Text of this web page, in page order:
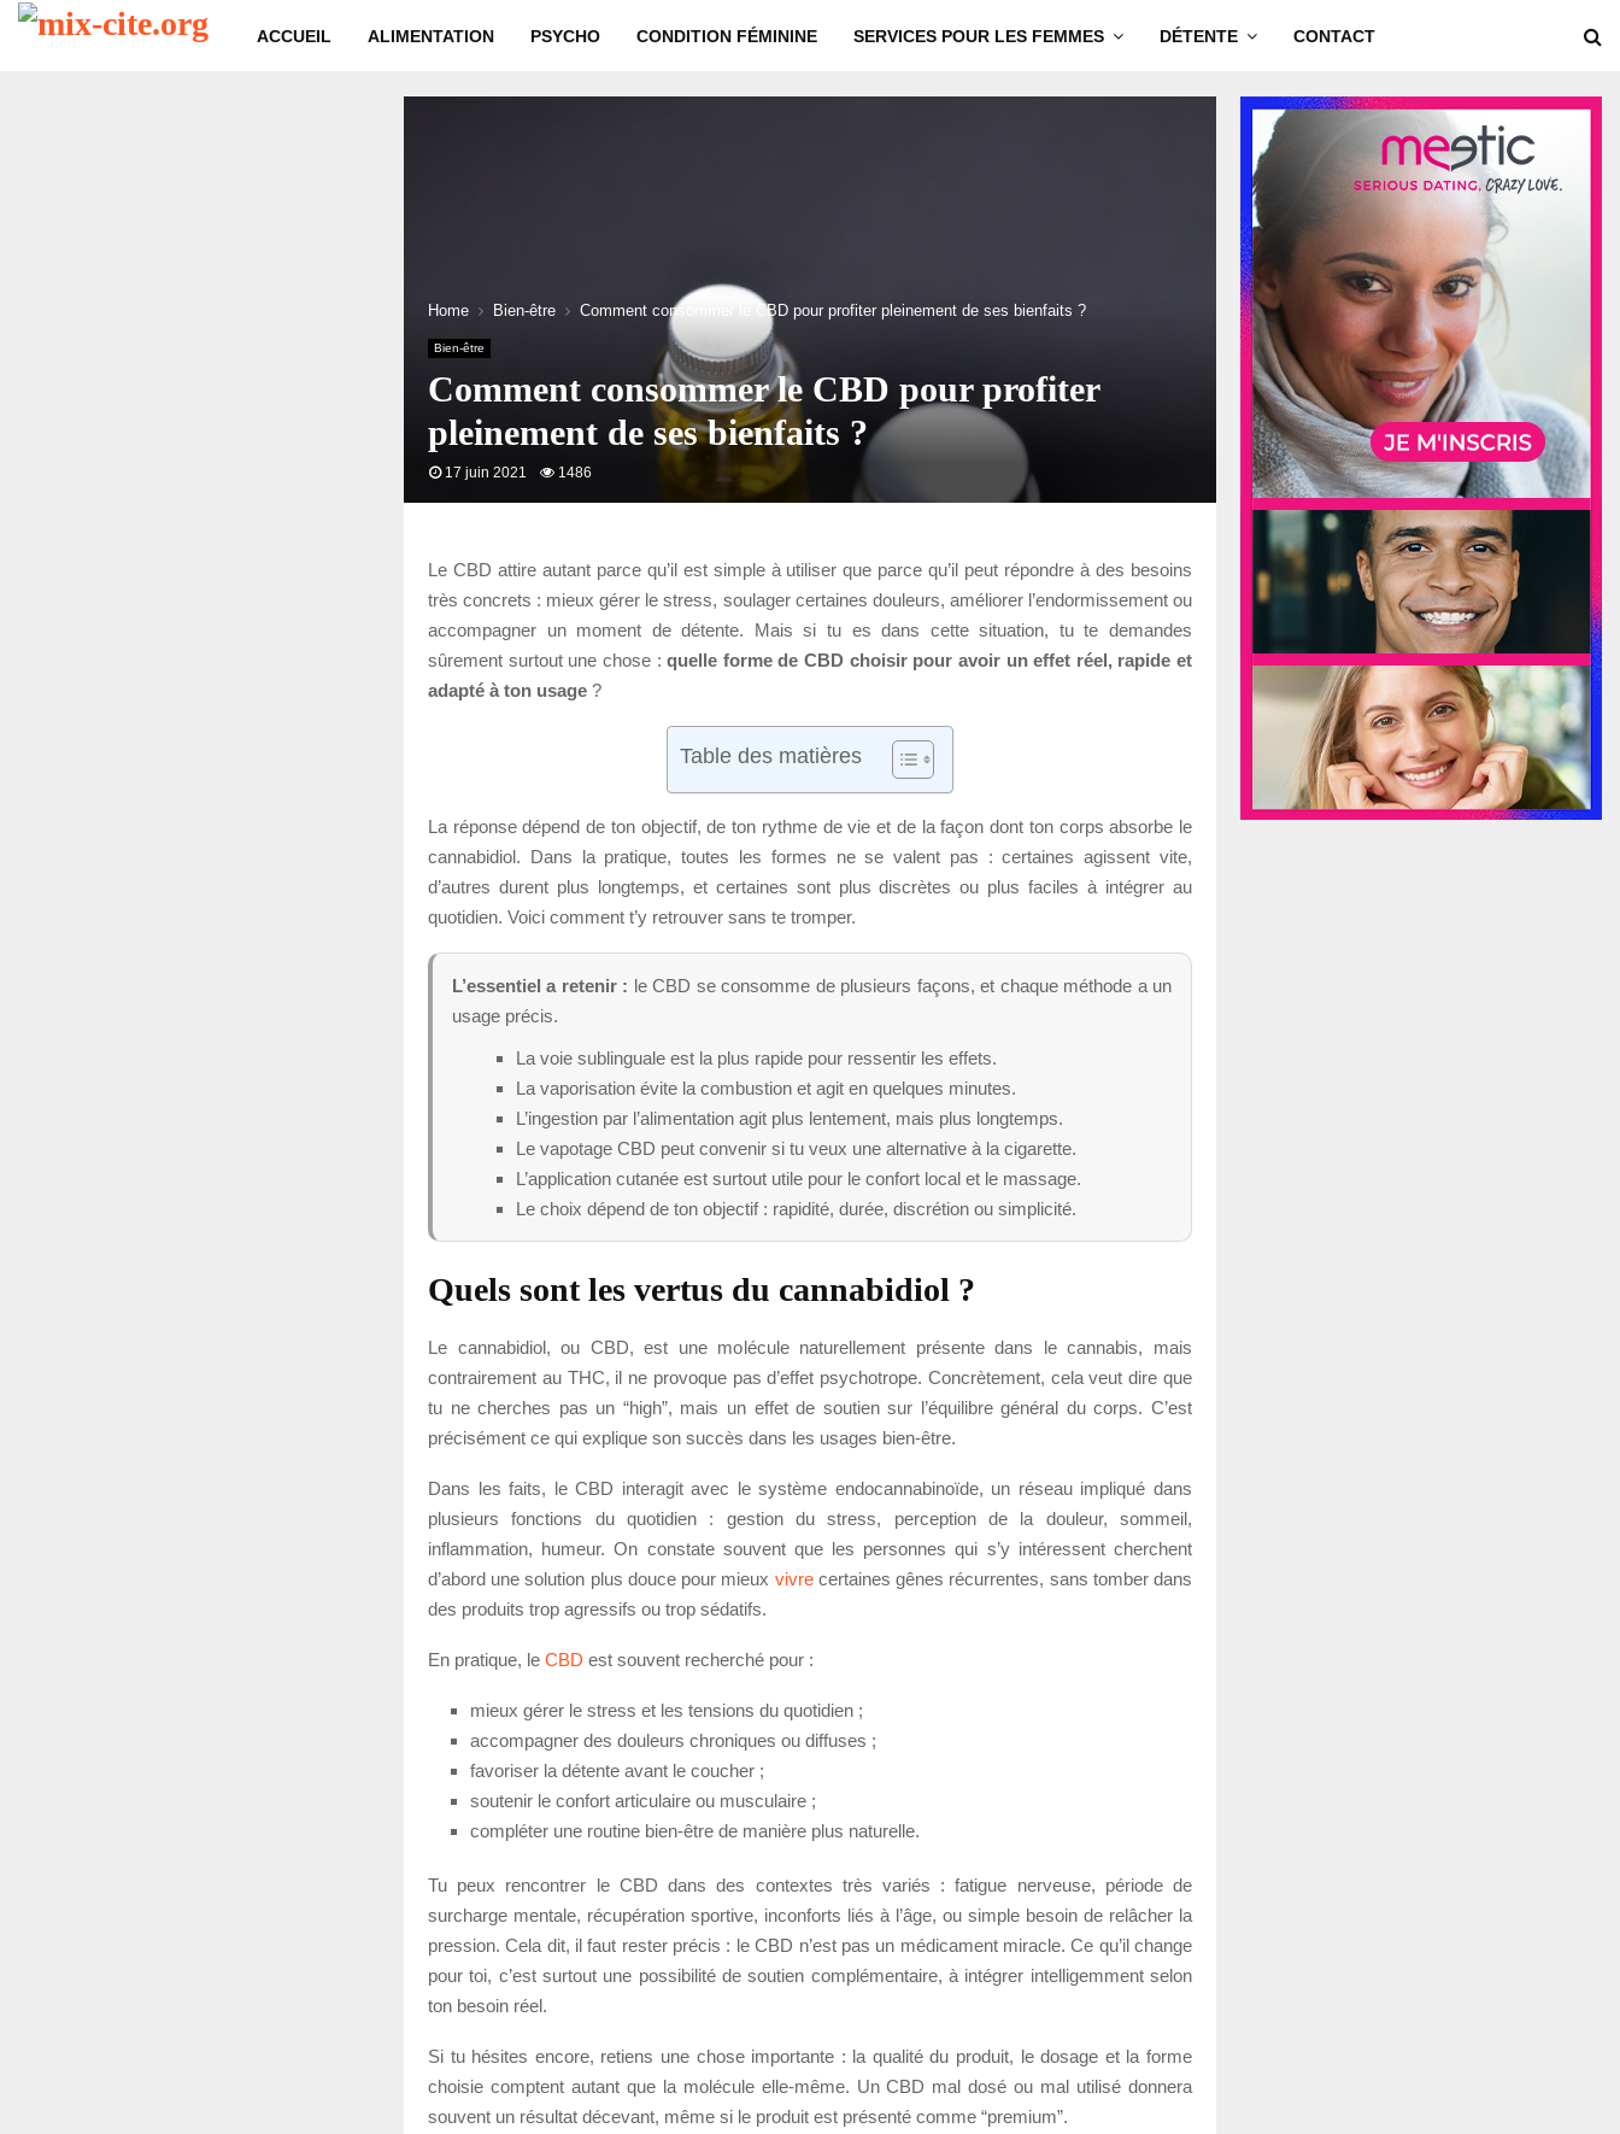
ACCUEIL ALIMENTATION PSYCHO CONDITION FÉMININE SERVICES POUR LES FEMMES DÉTENTE CONTACT
Home Bien-être Comment consommer le CBD pour profiter pleinement de ses bienfaits ?
Bien-être
Comment consommer le CBD pour profiter
pleinement de ses bienfaits ?
17 juin 2021 1486
Le CBD attire autant parce qu’il est simple à utiliser que parce qu’il peut répondre à des besoins
très concrets : mieux gérer le stress, soulager certaines douleurs, améliorer l’endormissement ou
accompagner un moment de détente. Mais si tu es dans cette situation, tu te demandes
sûrement surtout une chose :quelle forme de CBD choisir pour avoir un effet réel, rapide et
adapté à ton usage ?
Table des matières
La réponse dépend de ton objectif, de ton rythme de vie et de la façon dont ton corps absorbe le
cannabidiol. Dans la pratique, toutes les formes ne se valent pas : certaines agissent vite,
d’autres durent plus longtemps, et certaines sont plus discrètes ou plus faciles à intégrer au
quotidien. Voici comment t’y retrouver sans te tromper.
L’essentiel a retenir : le CBD se consomme de plusieurs façons, et chaque méthode a un
usage précis.
La voie sublinguale est la plus rapide pour ressentir les effets.
La vaporisation évite la combustion et agit en quelques minutes.
L’ingestion par l’alimentation agit plus lentement, mais plus longtemps.
Le vapotage CBD peut convenir si tu veux une alternative à la cigarette.
L’application cutanée est surtout utile pour le confort local et le massage.
Le choix dépend de ton objectif : rapidité, durée, discrétion ou simplicité.
Quels sont les vertus du cannabidiol ?
Le cannabidiol, ou CBD, est une molécule naturellement présente dans le cannabis, mais
contrairement au THC, il ne provoque pas d’effet psychotrope. Concrètement, cela veut dire que
tu ne cherches pas un “high”, mais un effet de soutien sur l’équilibre général du corps. C’est
précisément ce qui explique son succès dans les usages bien-être.
Dans les faits, le CBD interagit avec le système endocannabinoïde, un réseau impliqué dans
plusieurs fonctions du quotidien : gestion du stress, perception de la douleur, sommeil,
inflammation, humeur. On constate souvent que les personnes qui s’y intéressent cherchent
d’abord une solution plus douce pour mieux vivrecertaines gênes récurrentes, sans tomber dans
des produits trop agressifs ou trop sédatifs.
En pratique, le CBD est souvent recherché pour :
mieux gérer le stress et les tensions du quotidien ;
accompagner des douleurs chroniques ou diffuses ;
favoriser la détente avant le coucher ;
soutenir le confort articulaire ou musculaire ;
compléter une routine bien-être de manière plus naturelle.
Tu peux rencontrer le CBD dans des contextes très variés : fatigue nerveuse, période de
surcharge mentale, récupération sportive, inconforts liés à l’âge, ou simple besoin de relâcher la
pression. Cela dit, il faut rester précis : le CBD n’est pas un médicament miracle. Ce qu’il change
pour toi, c’est surtout une possibilité de soutien complémentaire, à intégrer intelligemment selon
ton besoin réel.
Si tu hésites encore, retiens une chose importante : la qualité du produit, le dosage et la forme
choisie comptent autant que la molécule elle-même. Un CBD mal dosé ou mal utilisé donnera
souvent un résultat décevant, même si le produit est présenté comme “premium”.